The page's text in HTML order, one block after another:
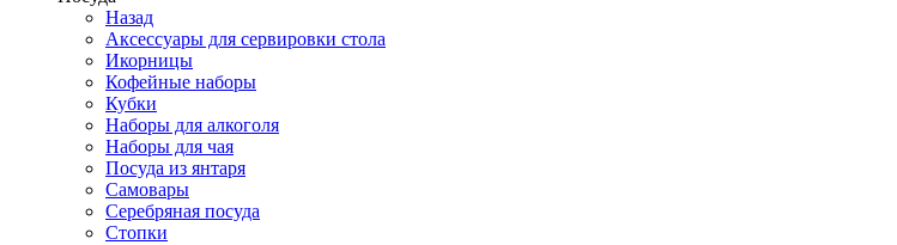
Назад
Аксессуары для сервировки стола
Икорницы
Кофейные наборы
Кубки
Наборы для алкоголя
Наборы для чая
Посуда из янтаря
Самовары
Серебряная посуда
Стопки